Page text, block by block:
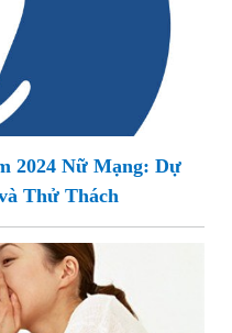
2024 Nữ Mạng: Dự
Thử Thách